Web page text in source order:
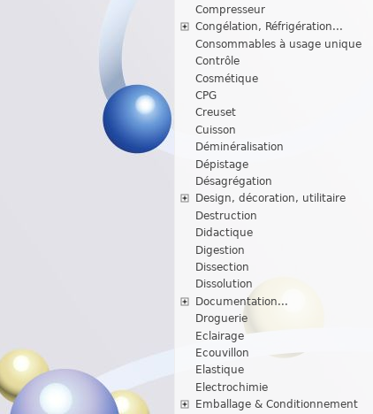
Compresseur
Congélation, Réfrigération...
Consommables à usage unique
Contrôle
Cosmétique
CPG
Creuset
Cuisson
Déminéralisation
Dépistage
Désagrégation
Design, décoration, utilitaire
Destruction
Didactique
Digestion
Dissection
Dissolution
Documentation...
Droguerie
Eclairage
Ecouvillon
Elastique
Electrochimie
Emballage & Conditionnement